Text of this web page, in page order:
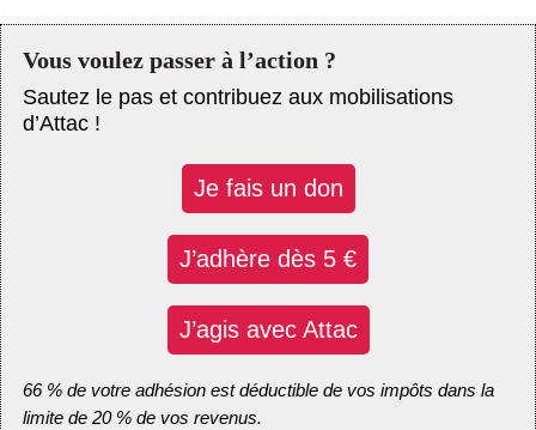
Vous voulez passer à l’action ?
Sautez le pas et contribuez aux mobilisations
d’Attac !
Je fais un don
J’adhère dès 5 €
J’agis avec Attac
66 % de votre adhésion est déductible de vos impôts dans la
limite de 20 % de vos revenus.